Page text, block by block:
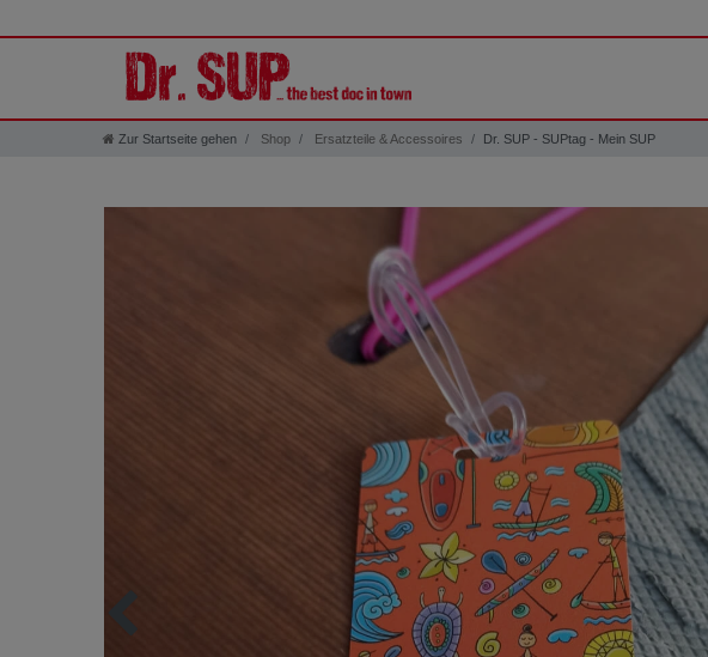
Zur Startseite gehen Shop Ersatzteile & Accessoires Dr. SUP - SUPtag - Mein SUP